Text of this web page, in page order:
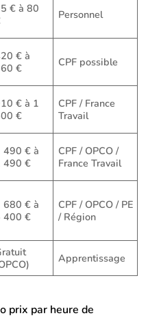
€ à 80
Personnel
€ à
€
CPF possible
€ à 1
€
CPF / France
Travail
490 € à
490 €
CPF / OPCO /
France Travail
680 € à
400 €
CPF / OPCO / PE
/ Région
Apprentissage
prix par heure de